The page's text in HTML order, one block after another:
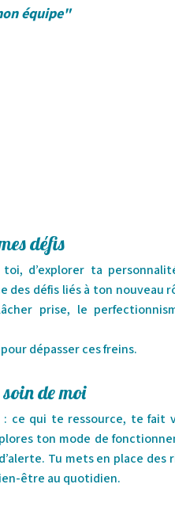
équipe"
défis
d’explorer ta
défis liés à ton nouveau
prise, le
dépasser ces freins.
de moi
ce qui te ressource, te fait
ton mode de
Tu mets en place des
être au quotidien.